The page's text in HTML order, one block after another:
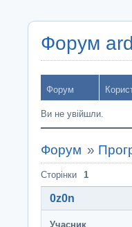
Форум
Форум
Ви не увійшли.
Форум »
Сторінки 1
0z0n
Учасник